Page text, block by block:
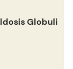
Globuli